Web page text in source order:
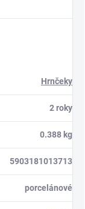
Hrnčeky
2 roky
0.388 kg
5903181013713
porcelánové